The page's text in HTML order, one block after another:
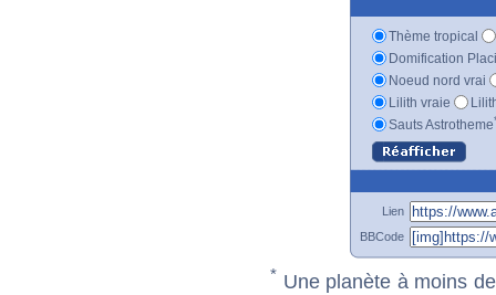
Thème tropical
Domification
Noeud nord vrai
Lilith vraie
Sauts Astrotheme
Lien
BBCode
* Une planète à moins